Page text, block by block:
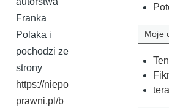
Franka
Polaka i
pochodzi ze
strony
https://niepo
prawni.pl/b
Moje